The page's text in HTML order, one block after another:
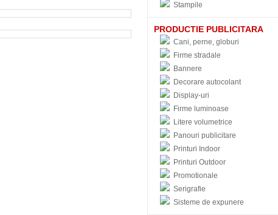
Stampile
PRODUCTIE PUBLICITARA
Cani, perne, globuri
Firme stradale
Bannere
Decorare autocolant
Display-uri
Firme luminoase
Litere volumetrice
Panouri publicitare
Printuri Indoor
Printuri Outdoor
Promotionale
Serigrafie
Sisteme de expunere